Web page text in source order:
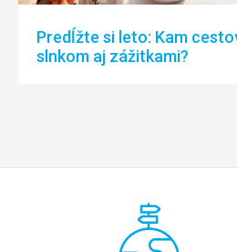
Predĺžte si leto: Kam
slnkom aj zážitkami?